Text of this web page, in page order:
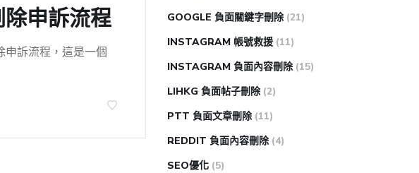
申訴流程
申訴流程，這是一個
GOOGLE 負面關鍵字刪除 (21)
INSTAGRAM 帳號救援 (11)
INSTAGRAM 負面內容刪除 (15)
LIHKG 負面帖子刪除 (2)
PTT 負面文章刪除 (11)
REDDIT 負面內容刪除 (4)
SEO優化 (5)